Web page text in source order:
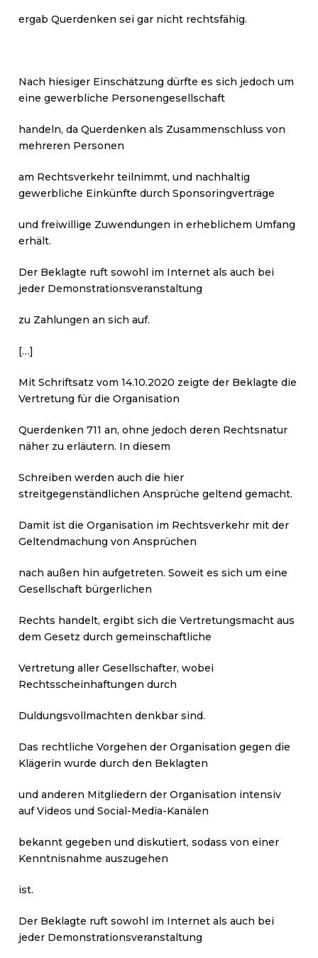
ergab Querdenken sei gar nicht rechtsfähig.
Nach hiesiger Einschätzung dürfte es sich jedoch um
eine gewerbliche Personengesellschaft
handeln, da Querdenken als Zusammenschluss von
mehreren Personen
am Rechtsverkehr teilnimmt, und nachhaltig
gewerbliche Einkünfte durch Sponsoringverträge
und freiwillige Zuwendungen in erheblichem Umfang
erhält.
Der Beklagte ruft sowohl im Internet als auch bei
jeder Demonstrationsveranstaltung
zu Zahlungen an sich auf.
[…]
Mit Schriftsatz vom 14.10.2020 zeigte der Beklagte die
Vertretung für die Organisation
Querdenken 711 an, ohne jedoch deren Rechtsnatur
näher zu erläutern. In diesem
Schreiben werden auch die hier
streitgegenständlichen Ansprüche geltend gemacht.
Damit ist die Organisation im Rechtsverkehr mit der
Geltendmachung von Ansprüchen
nach außen hin aufgetreten. Soweit es sich um eine
Gesellschaft bürgerlichen
Rechts handelt, ergibt sich die Vertretungsmacht aus
dem Gesetz durch gemeinschaftliche
Vertretung aller Gesellschafter, wobei
Rechtsscheinhaftungen durch
Duldungsvollmachten denkbar sind.
Das rechtliche Vorgehen der Organisation gegen die
Klägerin wurde durch den Beklagten
und anderen Mitgliedern der Organisation intensiv
auf Videos und Social-Media-Kanälen
bekannt gegeben und diskutiert, sodass von einer
Kenntnisnahme auszugehen
ist.
Der Beklagte ruft sowohl im Internet als auch bei
jeder Demonstrationsveranstaltung